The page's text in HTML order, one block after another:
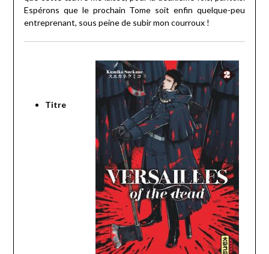
Espérons que le prochain Tome soit enfin quelque-peu
entreprenant, sous peine de subir mon courroux !
Titre